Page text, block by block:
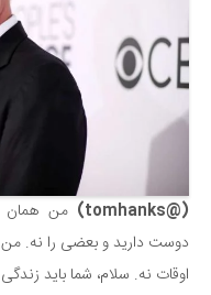
(@tomhanks)
من همان
دوست دارید و بعضی را نه.
اوقات نه. سلام، شما باید